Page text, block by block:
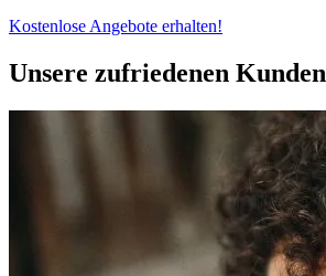
Kostenlose Angebote erhalten!
Unsere zufriedenen Kunden